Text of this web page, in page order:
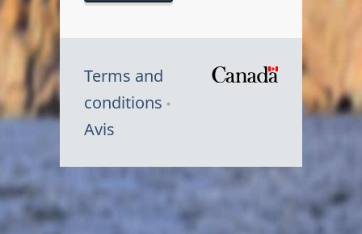
Terms and
conditions
Avis
Symbole
Canada